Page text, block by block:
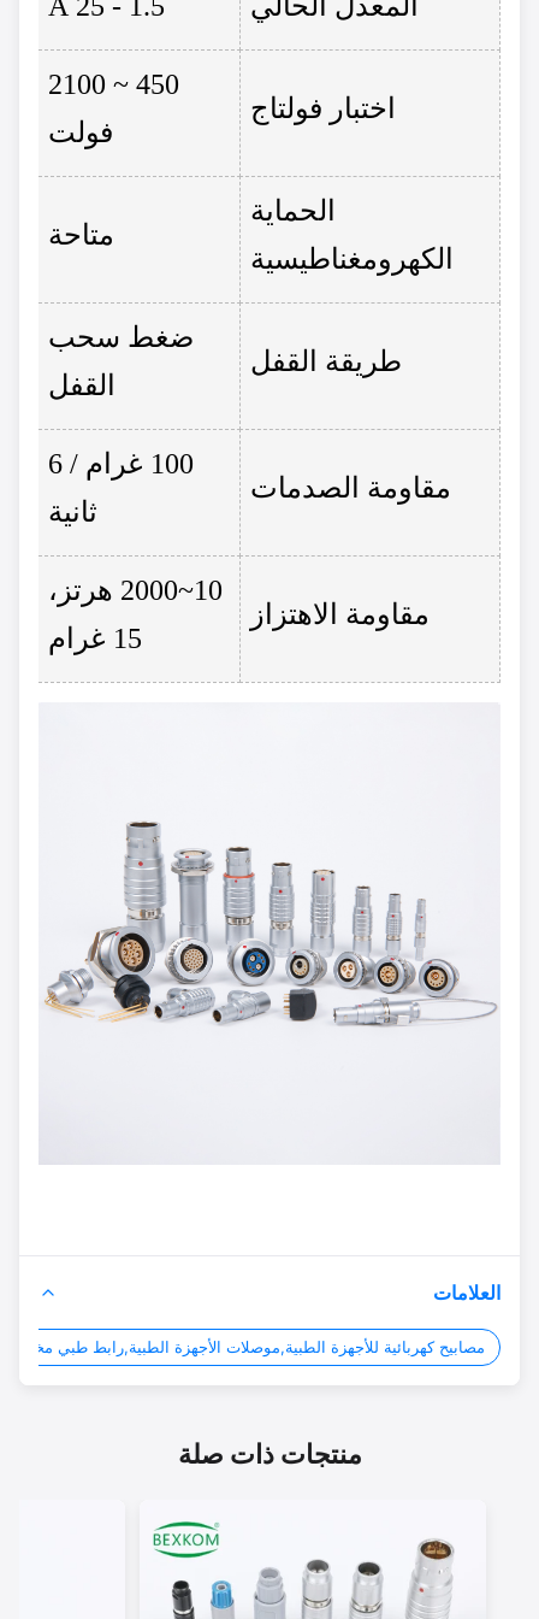
اختبار فولتاج
450 ~ 2100
فولت
الحماية
الكهرومغناطيسية
متاحة
طريقة القفل
ضغط سحب
القفل
مقاومة الصدمات
100 غرام / 6
ثانية
مقاومة الاهتزاز
10~2000 هرتز،
العلامات
مصابيح كهربائية للأجهزة الطبية,موصلات الأجهزة الطبية,رابط طبي مخصص
منتجات ذات صلة